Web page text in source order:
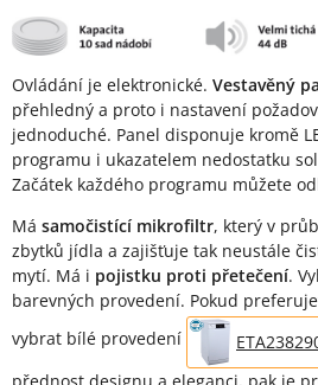
Ovládání je elektronické. Vestavěný
přehledný a proto i nastavení
jednoduché. Panel disponuje kromě
programu i ukazatelem nedostatku
Začátek každého programu můžete
Má samočistící mikrofiltr, který v
zbytků jídla a zajišťuje tak neustále
mytí. Má i pojistku proti přetečení.
barevných provedení. Pokud
vybrat bílé provedení